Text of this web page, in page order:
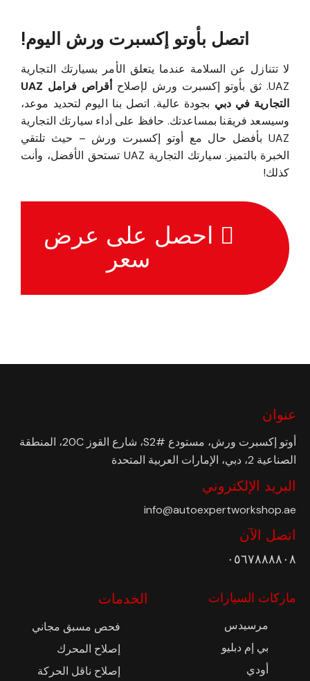
اتصل بأوتو إكسبرت ورش اليوم!
لا تتنازل عن السلامة عندما يتعلق الأمر بسيارتك التجارية
UAZ. ثق بأوتو إكسبرت ورش لإصلاح
أقراص فرامل UAZ
التجارية في دبي بجودة عالية. اتصل بنا اليوم لتحديد موعد،
وسيسعد فريقنا بمساعدتك. حافظ على أداء سيارتك التجارية
UAZ بأفضل حال مع أوتو إكسبرت ورش – حيث تلتقي
الخبرة بالتميز. سيارتك التجارية UAZ تستحق الأفضل، وأنت
كذلك!
احصل على عرض
سعر
عنوان
أوتو إكسبرت ورش، مستودع #S2، شارع القوز 20C، المنطقة
الصناعية 2، دبي، الإمارات العربية المتحدة
البريد الإلكتروني
info@autoexpertworkshop.ae
اتصل الآن
٠٥٦٧٨٨٨٨٠٨
ماركات السيارات
مرسيدس
بي إم دبليو
أودي
الخدمات
فحص مسبق مجاني
إصلاح المحرك
إصلاح ناقل الحركة